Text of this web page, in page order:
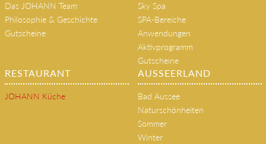
Das JOHANN Team
Philosophie & Geschichte
Gutscheine
Sky Spa
SPA-Bereiche
Anwendungen
Aktivprogramm
Gutscheine
RESTAURANT
JOHANN Küche
AUSSEERLAND
Bad Aussee
Naturschönheiten
Sommer
Winter